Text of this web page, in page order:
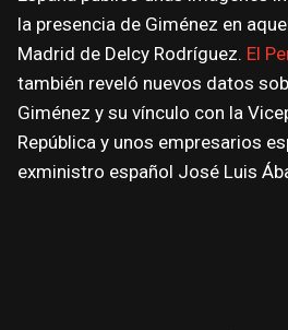
la presencia de Giménez en
Madrid de Delcy Rodríguez. El
también reveló nuevos datos
Giménez y su vínculo con la
República y unos empresarios
exministro español José Luis